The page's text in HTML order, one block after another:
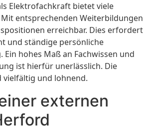
Elektrofachkraft bietet viele
entsprechenden Weiterbildungen
erreichbar. Dies erfordert
und ständige persönliche
hohes Maß an Fachwissen und
ist hierfür unerlässlich. Die
vielfältig und lohnend.
externen